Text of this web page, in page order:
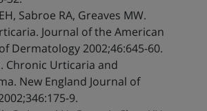
Sabroe RA, Greaves MW.
Journal of the American
Dermatology 2002;46:645-60.
Chronic Urticaria and
New England Journal of
9.